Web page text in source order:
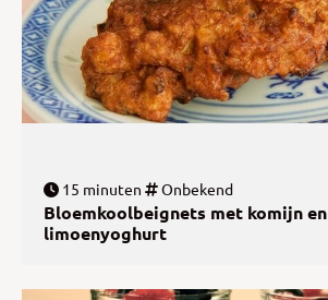
15 minuten Onbekend
Bloemkoolbeignets met komijn en
limoenyoghurt